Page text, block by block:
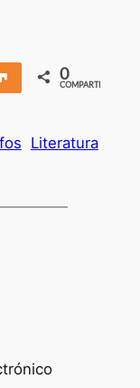
Compartir
0
COMPARTIR
Literatura